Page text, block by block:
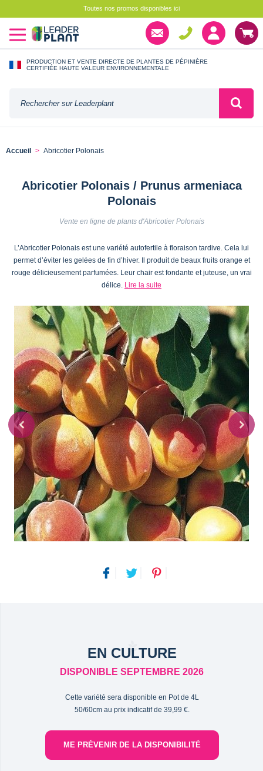
Toutes nos promos disponibles ici
PRODUCTION ET VENTE DIRECTE DE PLANTES DE PÉPINIÈRE
CERTIFIÉE HAUTE VALEUR ENVIRONNEMENTALE
Accueil Abricotier Polonais
Abricotier Polonais / Prunus armeniaca
Polonais
Vente en ligne de plants d'Abricotier Polonais
L’Abricotier Polonais est une variété autofertile à floraison tardive. Cela lui
permet d’éviter les gelées de fin d’hiver. Il produit de beaux fruits orange et
rouge délicieusement parfumées. Leur chair est fondante et juteuse, un vrai
délice. Lire la suite
EN CULTURE
DISPONIBLE SEPTEMBRE 2026
Cette variété sera disponible en Pot de 4L
50/60cm au prix indicatif de 39,99 €.
ME PRÉVENIR DE LA DISPONIBILITÉ